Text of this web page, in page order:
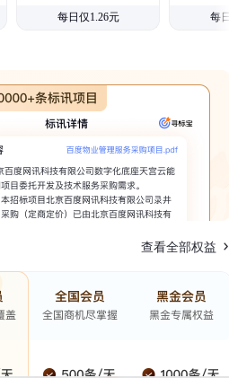
每日仅1.26元 每
查看全部权益